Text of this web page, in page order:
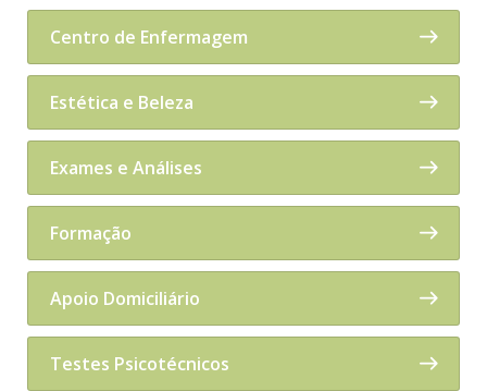
Centro de Enfermagem
Estética e Beleza
Exames e Análises
Formação
Apoio Domiciliário
Testes Psicotécnicos